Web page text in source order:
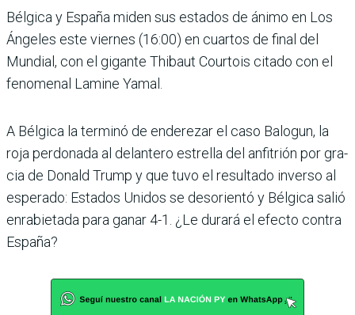
Bélgica y España miden sus estados de ánimo en Los
Ánge­les este viernes (16:00) en cuartos de final del
Mundial, con el gigante Thibaut Cour­tois citado con el
fenomenal Lamine Yamal.
A Bélgica la terminó de ende­rezar el caso Balogun, la
roja perdonada al delantero estrella del anfitrión por gra­
cia de Donald Trump y que tuvo el resultado inverso al
esperado: Estados Unidos se desorientó y Bélgica salió
enrabietada para ganar 4-1. ¿Le durará el efecto contra
España?